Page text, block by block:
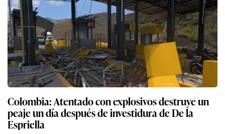
Colombia: Atentado con explosivos destruye un
peaje un día después de investidura de De la
Espriella